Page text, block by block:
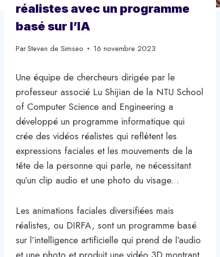
réalistes avec un programme
basé sur l’IA
ParSteven de Simseo 16 novembre 2023
Une équipe de chercheurs dirigée par le
professeur associé Lu Shijian de la NTU School
of Computer Science and Engineering a
développé un programme informatique qui
crée des vidéos réalistes qui reflètent les
expressions faciales et les mouvements de la
tête de la personne qui parle, ne nécessitant
qu’un clip audio et une photo du visage. .
Les animations faciales diversifiées mais
réalistes, ou DIRFA, sont un programme basé
sur l’intelligence artificielle qui prend de l’audio